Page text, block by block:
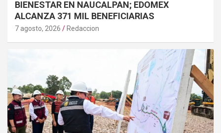
BIENESTAR EN NAUCALPAN; EDOMEX
ALCANZA 371 MIL BENEFICIARIAS
7 agosto, 2026 Redaccion